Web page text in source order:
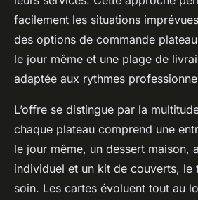
facilement les situations
des options de commande
le jour même et une plage de
adaptée aux rythmes
L’offre se distingue par la
chaque plateau comprend une
le jour même, un dessert maison,
individuel et un kit de couverts, le
soin. Les cartes évoluent tout au